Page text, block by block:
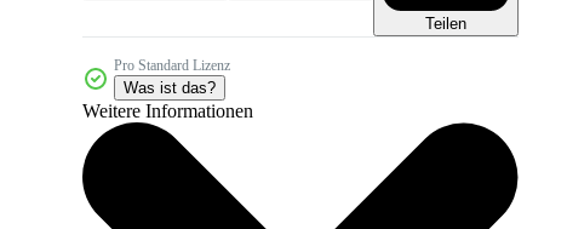
Teilen
Pro Standard Lizenz
Was ist das?
Weitere Informationen